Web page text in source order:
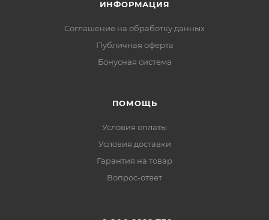
ИНФОРМАЦИЯ
Соглашение на обработку данных
Публичная оферта
Бонусная система
ПОМОЩЬ
Условия оплаты
Условия доставки
Гарантия на товар
Вопрос-ответ